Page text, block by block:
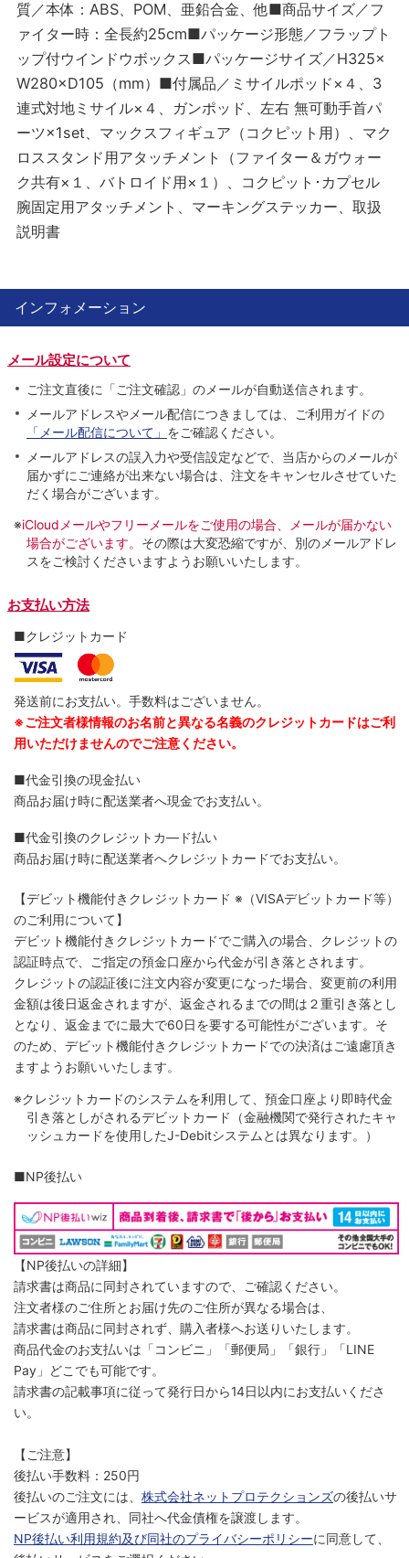
質／本体：ABS、POM、亜鉛合金、他■商品サイズ／フ
ァイター時：全長約25cm■パッケージ形態／フラップト
ップ付ウインドウボックス■パッケージサイズ／H325×
W280×D105（mm）■付属品／ミサイルポッド×４、3
連式対地ミサイル×４、ガンポッド、左右 無可動手首パ
ーツ×1set、マックスフィギュア（コクピット用）、マク
ロススタンド用アタッチメント（ファイター＆ガウォー
ク共有×１、バトロイド用×１）、コクピット･カプセル
腕固定用アタッチメント、マーキングステッカー、取扱
説明書
インフォメーション
メール設定について
ご注文直後に「ご注文確認」のメールが自動送信されます。
メールアドレスやメール配信につきましては、ご利用ガイドの
「メール配信について」 をご確認ください。
メールアドレスの誤入力や受信設定などで、当店からのメールが
届かずにご連絡が出来ない場合は、注文をキャンセルさせていた
だく場合がございます。
※iCloudメールやフリーメールをご使用の場合、メールが届かない
場合がございます。 その際は大変恐縮ですが、別のメールアドレ
スをご検討くださいますようお願いいたします。
お支払い方法
■クレジットカード
発送前にお支払い。手数料はございません。
※ご注文者様情報のお名前と異なる名義のクレジットカードはご利
用いただけませんのでご注意ください。
■代金引換の現金払い
商品お届け時に配送業者へ現金でお支払い。
■代金引換のクレジットカ―ド払い
商品お届け時に配送業者へクレジットカードでお支払い。
【デビット機能付きクレジットカード ※（VISAデビットカード等）
のご利用について】
デビット機能付きクレジットカードでご購入の場合、クレジットの
認証時点で、ご指定の預金口座から代金が引き落とされます。
クレジットの認証後に注文内容が変更になった場合、変更前の利用
金額は後日返金されますが、返金されるまでの間は２重引き落とし
となり、返金までに最大で60日を要する可能性がございます。そ
のため、デビット機能付きクレジットカードでの決済はご遠慮頂き
ますようお願いいたします。
※クレジットカードのシステムを利用して、預金口座より即時代金
引き落としがされるデビットカード（金融機関で発行されたキャ
ッシュカードを使用したJ-Debitシステムとは異なります。）
■NP後払い
【NP後払いの詳細】
請求書は商品に同封されていますので、ご確認ください。
注文者様のご住所とお届け先のご住所が異なる場合は、
請求書は商品に同封されず、購入者様へお送りいたします。
商品代金のお支払いは「コンビニ」「郵便局」「銀行」「LINE
Pay」どこでも可能です。
請求書の記載事項に従って発行日から14日以内にお支払いくださ
い。
【ご注意】
後払い手数料：250円
後払いのご注文には、 株式会社ネットプロテクションズの後払いサ
ービスが適用され、同社へ代金債権を譲渡します。
NP後払い利用規約及び同社のプライバシーポリシーに同意して、